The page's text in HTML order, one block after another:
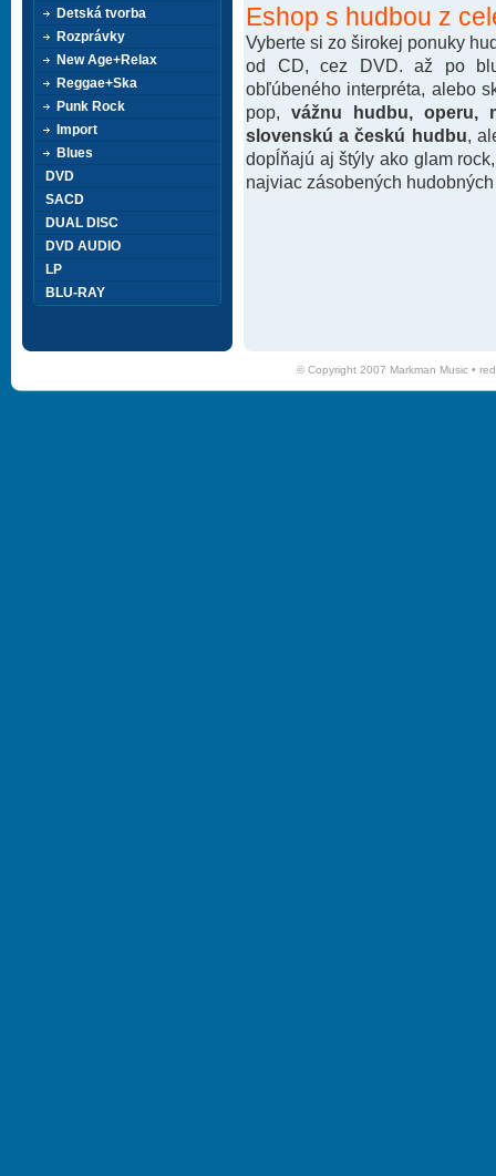
Eshop s hudbou z
Vyberte si zo širokej ponuky
od CD, cez DVD. až po
obľúbeného interpréta, alebo
pop, vážnu hudbu, operu,
slovenskú a českú hudbu ,
dopĺňajú aj štýly ako glam
najviac zásobených
Detská tvorba
Rozprávky
New Age+Relax
Reggae+Ska
Punk Rock
Import
Blues
DVD
SACD
DUAL DISC
DVD AUDIO
LP
BLU-RAY
© Copyright 2007 Markman Music •